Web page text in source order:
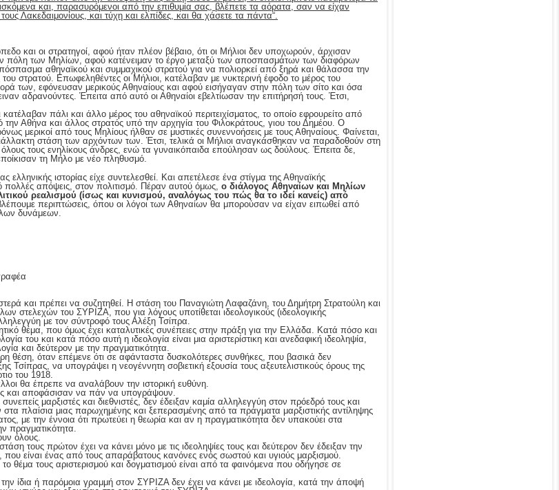
και, παρασυρόμενοι από την επιθυμία σας, βλέπετε τα αόρατα, σαν να είχαν
Λακεδαιμονίους, και τύχη και ελπίδες, και θα χάσετε τα πάντα“.
και οι στρατηγοί, αφού ήταν πλέον βέβαιο, ότι οι Μήλιοι δεν υποχωρούν, άρχισαν
πόλη των Μηλίων, αφού κατένειμαν το έργο μεταξύ των αποσπασμάτων των διαφόρων
αθηναϊκού και συμμαχικού στρατού για να πολιορκεί από ξηρά και θάλασσα την
στρατού. Επωφεληθέντες οι Μήλιοι, κατέλαβαν με νυκτερινή έφοδο το μέρος του
των, εφόνευσαν μερικούς Αθηναίους και αφού εισήγαγαν στην πόλη των σίτο και όσα
αδρανούντες. Έπειτα από αυτό οι Αθηναίοι εβελτίωσαν την επιτήρησή τους. Έτσι,
πάλι και άλλο μέρος του αθηναϊκού περιτειχίσματος, το οποίο εφρουρείτο από
Αθήνα και άλλος στρατός υπό την αρχηγία του Φιλοκράτους, γιου του Δημέου. Ο
μερικοί από τους Μηλίους ήλθαν σε μυστικές συνεννοήσεις με τους Αθηναίους. Φαίνεται,
στάση των αρχόντων των. Έτσι, τελικά οι Μήλιοι αναγκάσθηκαν να παραδοθούν στη
τους ενηλίκους άνδρες, ενώ τα γυναικόπαιδα επούλησαν ως δούλους. Έπειτα δε,
τη Μήλο με νέο πληθυσμό.
ελληνικής ιστορίας είχε συντελεσθεί. Και απετέλεσε ένα στίγμα της Αθηναϊκής
απόψεις, στον πολιτισμό. Πέραν αυτού όμως, ο διάλογος Αθηναίων και Μηλίων
ρεαλισμού (ίσως και κυνισμού, αναλόγως του πώς θα το ιδεί κανείς) από
περιπτώσεις, όπου οι λόγοι των Αθηναίων θα μπορούσαν να είχαν ειπωθεί από
δυνάμεων.
και πρέπει να συζητηθεί. Η στάση του Παναγιώτη Λαφαζάνη, του Δημήτρη Στρατούλη και
στελεχών του ΣΥΡΙΖΑ, που για λόγους υποτίθεται ιδεολογικούς (ιδεολογικής
με τον σύντροφό τους Αλέξη Τσίπρα.
θέμα, που όμως έχει καταλυτικές συνέπειες στην πράξη για την Ελλάδα. Κατά πόσο και
του και κατά πόσο αυτή η ιδεολογία είναι μια αριστερίστικη και ανεδαφική ιδεοληψία,
και δεύτερον με την πραγματικότητα.
θέση, όταν επέμενε ότι σε αφάνταστα δυσκολότερες συνθήκες, που βασικά δεν
Τσίπρας, να υπογράψει η νεογέννητη σοβιετική εξουσία τους αξευτελιστικούς όρους της
του 1918.
θα έπρεπε να αναλάβουν την ιστορική ευθύνη.
και αποφάσισαν να πάν να υπογράψουν.
μαρξιστές και διεθνιστές, δεν έδειξαν καμία αλληλεγγύη στον πρόεδρό τους και
πλαίσια μιας παρωχημένης και ξεπερασμένης από τα πράγματα μαρξιστικής αντίληψης
με την έννοια ότι πρωτεύει η θεωρία και αν η πραγματικότητα δεν υπακούει στα
πραγματικότητα.
όλους.
τους πρώτον έχει να κάνει μόνο με τις ιδεοληψίες τους και δεύτερον δεν έδειξαν την
είναι ένας από τους απαράβατους κανόνες ενός σωστού και υγιούς μαρξισμού.
θέμα τους αριστερισμού και δογματισμού είναι από τα φαινόμενα που οδήγησε σε
ίδια ή παρόμοια γραμμή στον ΣΥΡΙΖΑ δεν έχει να κάνει με ιδεολογία, κατά την άποψή